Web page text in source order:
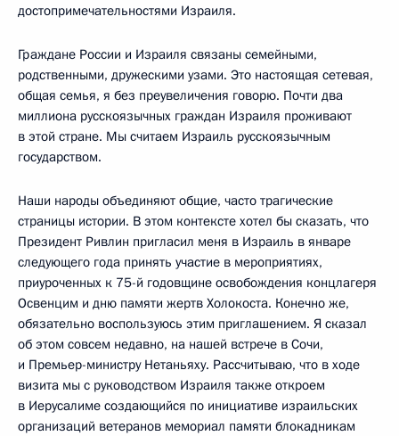
достопримечательностями Израиля.
Граждане России и Израиля связаны семейными,
родственными, дружескими узами. Это настоящая сетевая,
общая семья, я без преувеличения говорю. Почти два
миллиона русскоязычных граждан Израиля проживают
в этой стране. Мы считаем Израиль русскоязычным
государством.
Наши народы объединяют общие, часто трагические
страницы истории. В этом контексте хотел бы сказать, что
Президент Ривлин пригласил меня в Израиль в январе
следующего года принять участие в мероприятиях,
приуроченных к 75-й годовщине освобождения концлагеря
Освенцим и дню памяти жертв Холокоста. Конечно же,
обязательно воспользуюсь этим приглашением. Я сказал
об этом совсем недавно, на нашей встрече в Сочи,
и Премьер-министру Нетаньяху. Рассчитываю, что в ходе
визита мы с руководством Израиля также откроем
в Иерусалиме создающийся по инициативе израильских
организаций ветеранов мемориал памяти блокадникам